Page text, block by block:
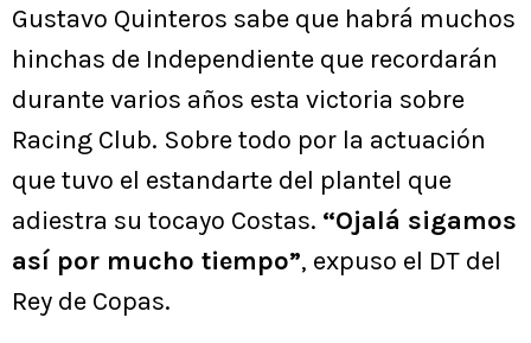
Gustavo Quinteros sabe que habrá muchos
hinchas de Independiente que recordarán
durante varios años esta victoria sobre
Racing Club. Sobre todo por la actuación
que tuvo el estandarte del plantel que
adiestra su tocayo Costas. “Ojalá sigamos
así por mucho tiempo”, expuso el DT del
Rey de Copas.